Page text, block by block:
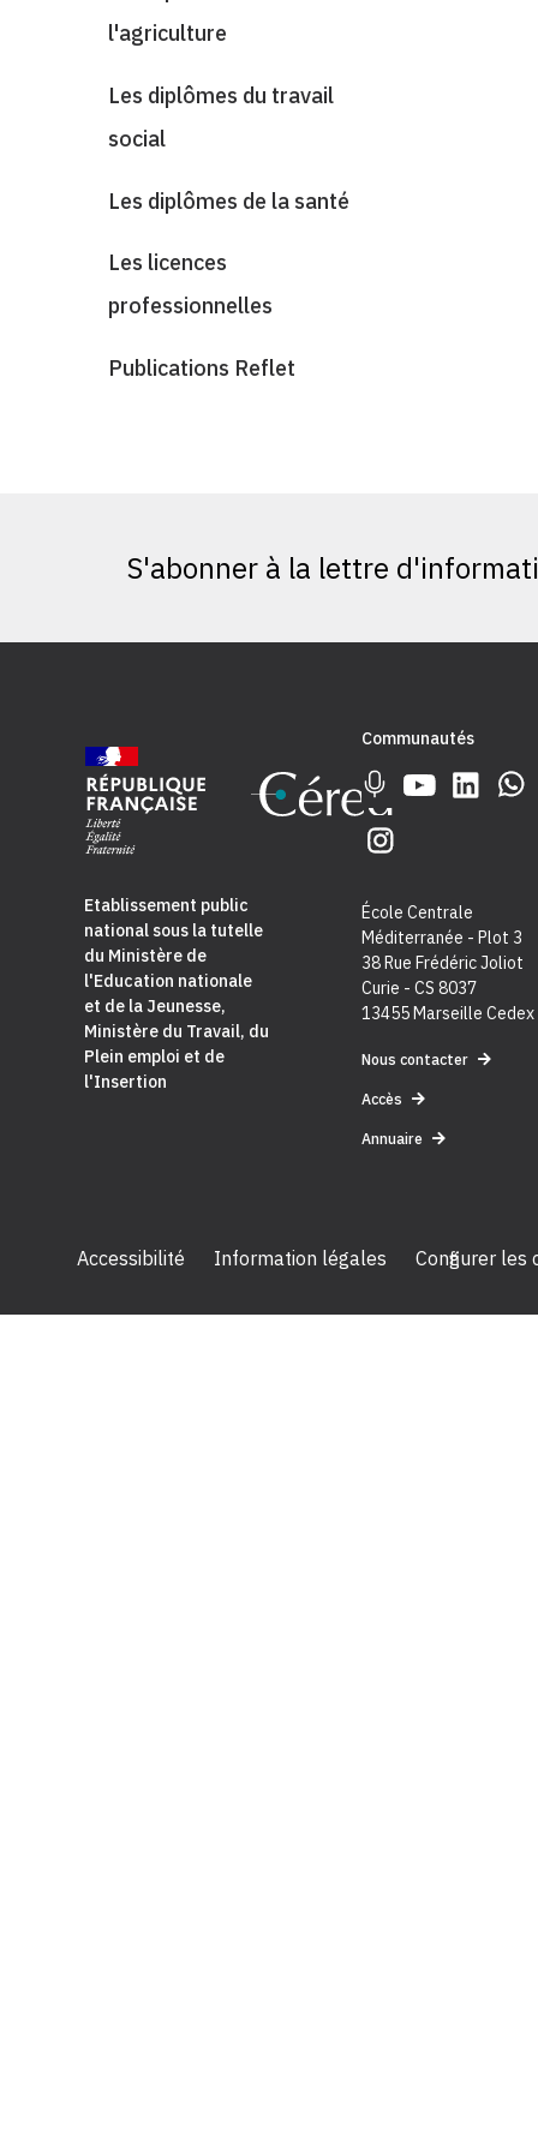
l'agriculture
Les diplômes du travail
social
Les diplômes de la santé
Les licences
professionnelles
Publications Reflet
S'abonner à la lettre
Etablissement public
national sous la tutelle
du Ministère de
l'Education nationale
et de la Jeunesse,
Ministère du Travail, du
Plein emploi et de
l'Insertion
Communautés
École Centrale
Méditerranée - Plot 3
38 Rue Frédéric Joliot
Curie - CS 8037
13455 Marseille Cedex
Nous contacter
Accès
Annuaire
Accessibilité Information légales Configurer les